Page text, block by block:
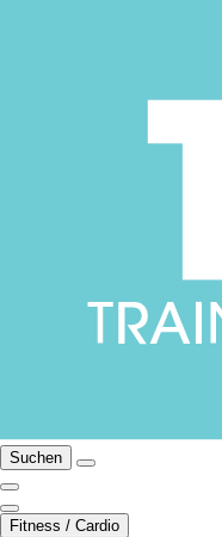
Suchen
Fitness / Cardio